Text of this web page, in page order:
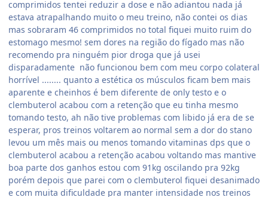
comprimidos tentei reduzir a dose e não adiantou nada já
estava atrapalhando muito o meu treino, não contei os dias
mas sobraram 46 comprimidos no total fiquei muito ruim do
estomago mesmo! sem dores na região do fígado mas não
recomendo pra ninguém pior droga que já usei
disparadamente não funcionou bem com meu corpo colateral
horrível ........ quanto a estética os músculos ficam bem mais
aparente e cheinhos é bem diferente de only testo e o
clembuterol acabou com a retenção que eu tinha mesmo
tomando testo, ah não tive problemas com libido já era de se
esperar, pros treinos voltarem ao normal sem a dor do stano
levou um mês mais ou menos tomando vitaminas dps que o
clembuterol acabou a retenção acabou voltando mas mantive
boa parte dos ganhos estou com 91kg oscilando pra 92kg
porém depois que parei com o clembuterol fiquei desanimado
e com muita dificuldade pra manter intensidade nos treinos